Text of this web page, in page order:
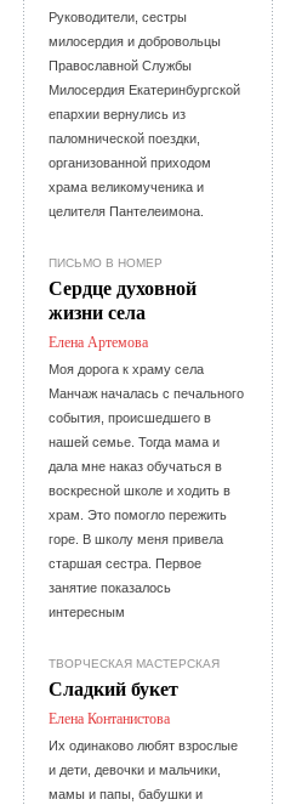
Руководители, сестры
милосердия и добровольцы
Православной Службы
Милосердия Екатеринбургской
епархии вернулись из
паломнической поездки,
организованной приходом
храма великомученика и
целителя Пантелеимона.
ПИСЬМО В НОМЕР
Сердце духовной
жизни села
Елена Артемова
Моя дорога к храму села
Манчаж началась с печального
события, происшедшего в
нашей семье. Тогда мама и
дала мне наказ обучаться в
воскресной школе и ходить в
храм. Это помогло пережить
горе. В школу меня привела
старшая сестра. Первое
занятие показалось
интересным
ТВОРЧЕСКАЯ МАСТЕРСКАЯ
Сладкий букет
Елена Контанистова
Их одинаково любят взрослые
и дети, девочки и мальчики,
мамы и папы, бабушки и